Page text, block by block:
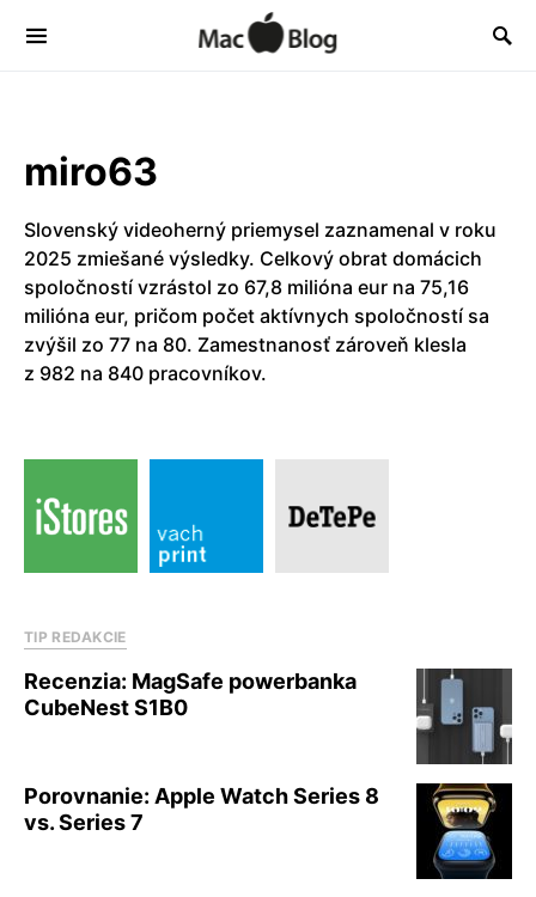
miro63
Slovenský videoherný priemysel zaznamenal v roku
2025 zmiešané výsledky. Celkový obrat domácich
spoločností vzrástol zo 67,8 milióna eur na 75,16
milióna eur, pričom počet aktívnych spoločností sa
zvýšil zo 77 na 80. Zamestnanosť zároveň klesla
z 982 na 840 pracovníkov.
TIP REDAKCIE
Recenzia: MagSafe powerbanka
CubeNest S1B0
Porovnanie: Apple Watch Series 8
vs. Series 7